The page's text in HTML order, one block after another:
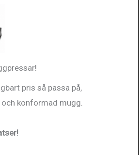
pris så passa på,
konformad mugg.